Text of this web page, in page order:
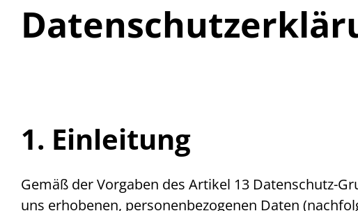
1. Einleitung
Gemäß der Vorgaben des Artikel 13 Datenschutz-
uns erhobenen, personenbezogenen Daten